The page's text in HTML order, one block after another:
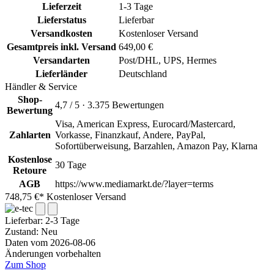
Lieferzeit
1-3 Tage
Lieferstatus
Lieferbar
Versandkosten
Kostenloser Versand
Gesamtpreis inkl. Versand 649,00 €
Versandarten
Post/DHL, UPS, Hermes
Lieferländer
Deutschland
Händler & Service
Shop-
Bewertung
4,7 / 5 · 3.375 Bewertungen
Zahlarten
Visa, American Express, Eurocard/Mastercard,
Vorkasse, Finanzkauf, Andere, PayPal,
Sofortüberweisung, Barzahlen, Amazon Pay, Klarna
Kostenlose
Retoure
30 Tage
AGB
https://www.mediamarkt.de/?layer=terms
748,75 €* Kostenloser Versand
Lieferbar: 2-3 Tage
Zustand: Neu
Daten vom 2026-08-06
Änderungen vorbehalten
Zum Shop